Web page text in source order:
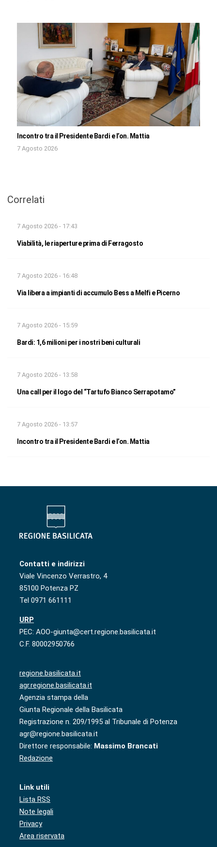
Incontro tra il Presidente Bardi e l’on. Mattia
7 Agosto 2026
Correlati
7 Agosto 2026 - 17:43
Viabilità, le riaperture prima di Ferragosto
7 Agosto 2026 - 16:48
Via libera a impianti di accumulo Bess a Melfi e Picerno
7 Agosto 2026 - 15:59
Bardi: 1,6 milioni per i nostri beni culturali
7 Agosto 2026 - 13:58
Una call per il logo del “Tartufo Bianco Serrapotamo”
7 Agosto 2026 - 13:57
Incontro tra il Presidente Bardi e l’on. Mattia
Contatti e indirizzi
Viale Vincenzo Verrastro, 4
85100 Potenza PZ
Tel 0971 661111
URP
PEC: AOO-giunta@cert.regione.basilicata.it
C.F. 80002950766
regione.basilicata.it
agr.regione.basilicata.it
Agenzia stampa della
Giunta Regionale della Basilicata
Registrazione n. 209/1995 al Tribunale di Potenza
agr@regione.basilicata.it
Direttore responsabile: Massimo Brancati
Redazione
Link utili
Lista RSS
Note legali
Privacy
Area riservata